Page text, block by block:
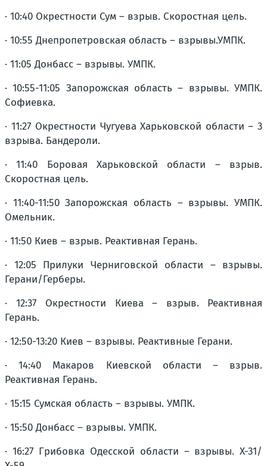
· 10:40 Окрестности Сум – взрыв. Скоростная цель.
· 10:55 Днепропетровская область – взрывы.УМПК.
· 11:05 Донбасс – взрывы. УМПК.
· 10:55-11:05 Запорожская область – взрывы. УМПК.
Софиевка.
· 11:27 Окрестности Чугуева Харьковской области – 3
взрыва. Бандероли.
· 11:40 Боровая Харьковской области – взрыв.
Скоростная цель.
· 11:40-11:50 Запорожская область – взрывы. УМПК.
Омельник.
· 11:50 Киев – взрыв. Реактивная Герань.
· 12:05 Прилуки Черниговской области – взрывы.
Герани/Герберы.
· 12:37 Окрестности Киева – взрыв. Реактивная
Герань.
· 12:50-13:20 Киев – взрывы. Реактивные Герани.
· 14:40 Макаров Киевской области – взрыв.
Реактивная Герань.
· 15:15 Сумская область – взрывы. УМПК.
· 15:50 Донбасс – взрывы. УМПК.
· 16:27 Грибовка Одесской области – взрывы. Х-31/